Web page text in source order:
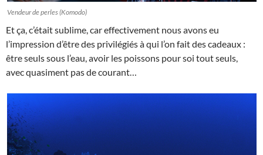
Vendeur de perles (Komodo)
Et ça, c’était sublime, car effectivement nous avons eu
l’impression d’être des privilégiés à qui l’on fait des cadeaux :
être seuls sous l’eau, avoir les poissons pour soi tout seuls,
avec quasiment pas de courant…